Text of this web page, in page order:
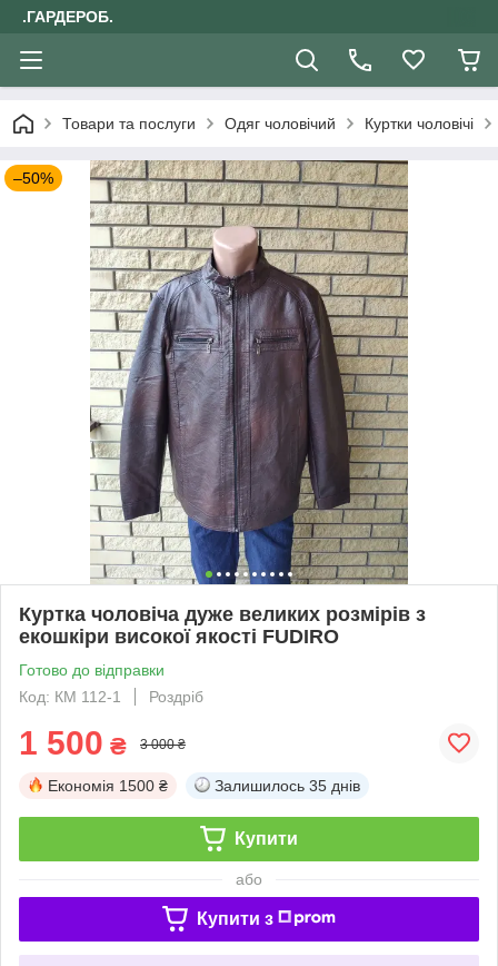
.ГАРДЕРОБ.
Товари та послуги Одяг чоловічий Куртки чоловічі
–50%
Куртка чоловіча дуже великих розмірів з
екошкіри високої якості FUDIRO
Готово до відправки
Код: КМ 112-1
Роздріб
1 500 ₴ 3 000 ₴
Економія 1500 ₴ Залишилось 35 днів
Купити
або
Купити з